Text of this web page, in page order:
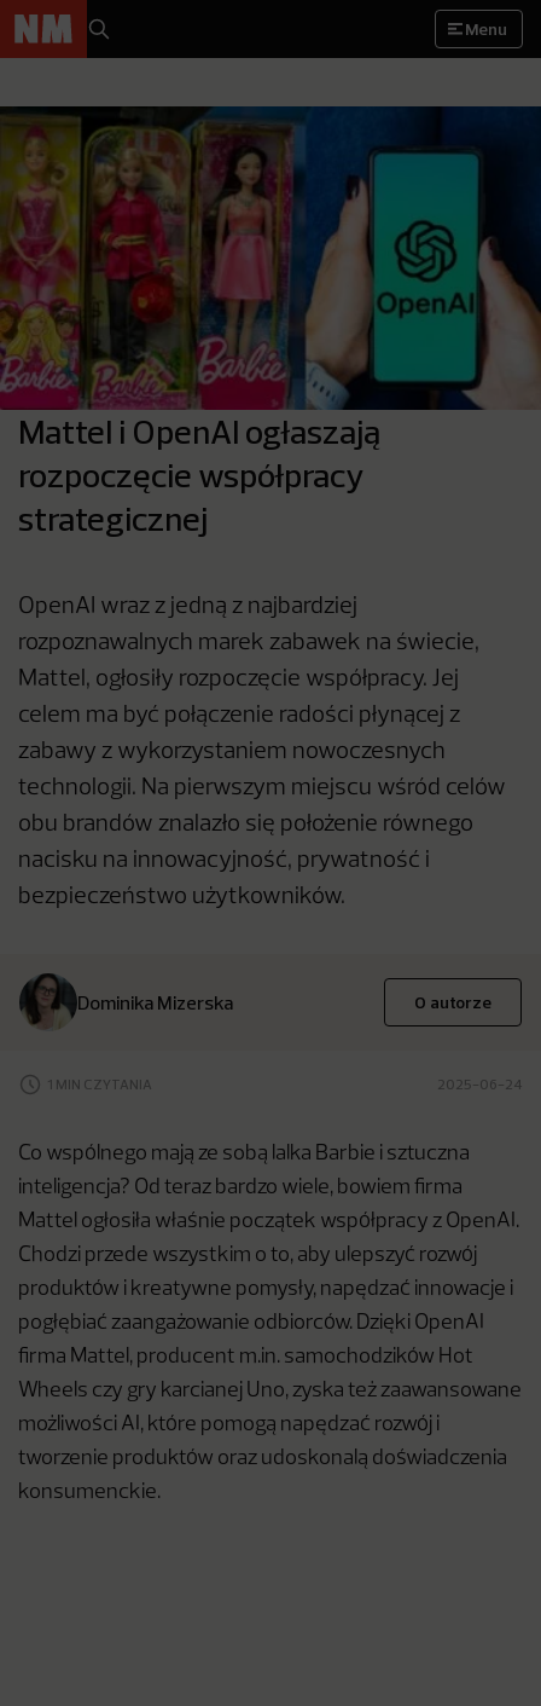
Menu
Mattel i OpenAI ogłaszają
rozpoczęcie współpracy
strategicznej
OpenAI wraz z jedną z najbardziej
rozpoznawalnych marek zabawek na świecie,
Mattel, ogłosiły rozpoczęcie współpracy. Jej
celem ma być połączenie radości płynącej z
zabawy z wykorzystaniem nowoczesnych
technologii. Na pierwszym miejscu wśród celów
obu brandów znalazło się położenie równego
nacisku na innowacyjność, prywatność i
bezpieczeństwo użytkowników.
Dominika Mizerska O autorze
1 MIN CZYTANIA 2025-06-24
Co wspólnego mają ze sobą lalka Barbie i sztuczna
inteligencja? Od teraz bardzo wiele, bowiem firma
Mattel ogłosiła właśnie początek współpracy z OpenAI.
Chodzi przede wszystkim o to, aby ulepszyć rozwój
produktów i kreatywne pomysły, napędzać innowacje i
pogłębiać zaangażowanie odbiorców. Dzięki OpenAI
firma Mattel, producent m.in. samochodzików Hot
Wheels czy gry karcianej Uno, zyska też zaawansowane
możliwości AI, które pomogą napędzać rozwój i
tworzenie produktów oraz udoskonalą doświadczenia
konsumenckie.